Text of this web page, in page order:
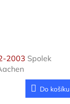
2003 Spolek
Do košíku